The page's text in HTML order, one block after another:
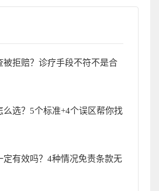
被拒赔？诊疗手段不符不是合
么选？5个标准+4个误区帮你找
定有效吗？4种情况免责条款无